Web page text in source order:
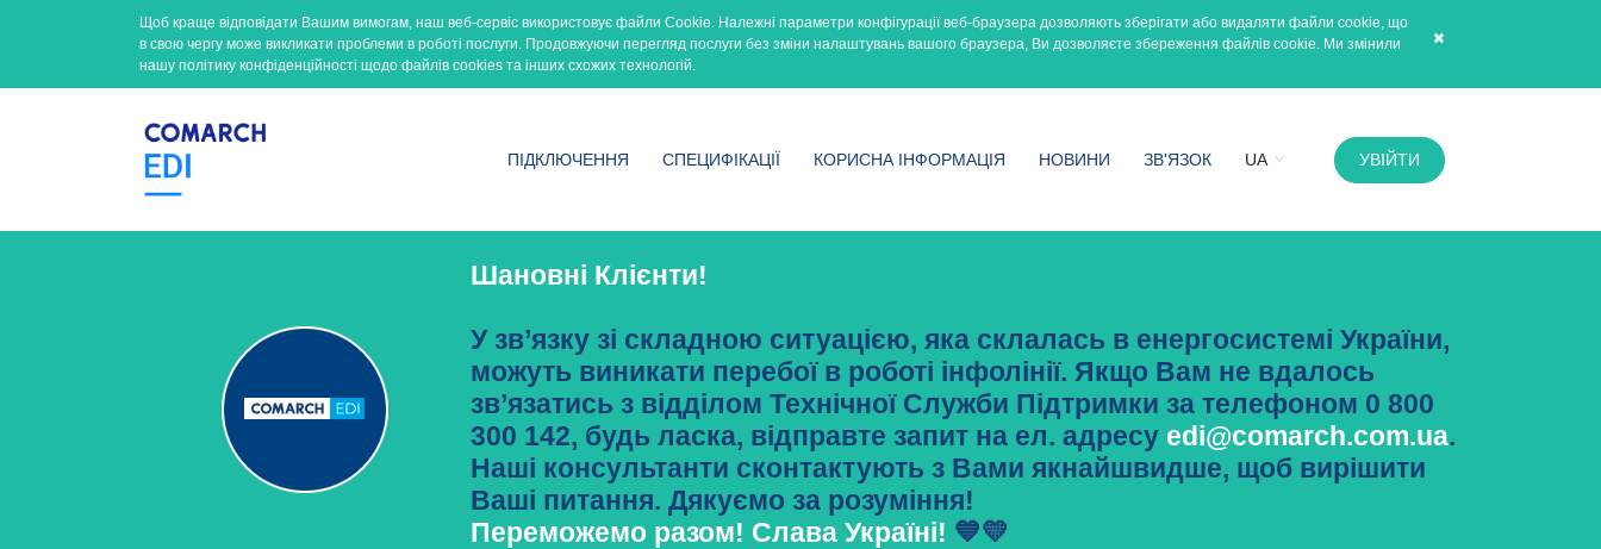
Щоб краще відповідати Вашим вимогам, наш веб-сервіс використовує файли Cookie. Належні параметри конфігурації веб-браузера дозволяють зберігати або видаляти файли cookie, що
в свою чергу може викликати проблеми в роботі послуги. Продовжуючи перегляд послуги без зміни налаштувань вашого браузера, Ви дозволяєте збереження файлів cookie. Ми змінили
нашу політику конфіденційності щодо файлів cookies та інших схожих технологій.
ПІДКЛЮЧЕННЯ СПЕЦИФІКАЦІЇ КОРИСНА ІНФОРМАЦІЯ НОВИНИ ЗВ'ЯЗОК
UA
УВІЙТИ
Шановні Клієнти!
У зв’язку зі складною ситуацією, яка склалась в енергосистемі України,
можуть виникати перебої в роботі інфолінії. Якщо Вам не вдалось
зв’язатись з відділом Технічної Служби Підтримки за телефоном 0 800
300 142, будь ласка, відправте запит на ел. адресу edi@comarch.com.ua.
Наші консультанти сконтактують з Вами якнайшвидше, щоб вирішити
Ваші питання. Дякуємо за розуміння!
Переможемо разом! Слава Україні! 💙💛